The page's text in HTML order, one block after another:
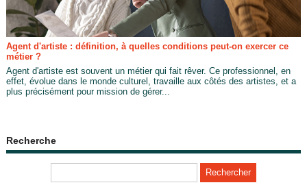
Agent d'artiste : définition, à quelles conditions peut-on exercer ce
métier ?
Agent d'artiste est souvent un métier qui fait rêver. Ce professionnel, en
effet, évolue dans le monde culturel, travaille aux côtés des artistes, et a
plus précisément pour mission de gérer...
Recherche